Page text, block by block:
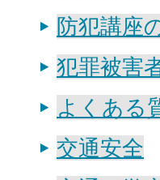
防犯講座
犯罪被害
よくある
交通安全